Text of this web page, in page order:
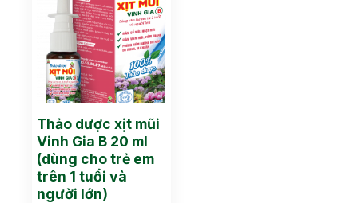
Thảo dược xịt mũi
Vinh Gia B 20 ml
(dùng cho trẻ em
trên 1 tuổi và
người lớn)